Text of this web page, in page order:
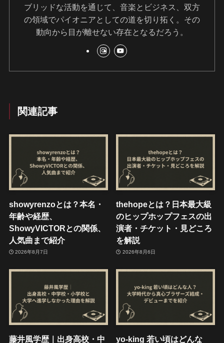
ブリッドな活動を通じて、音楽とビジネス、双方
の領域でパイオニアとしての道を切り拓く。その
動向から目が離せない存在となるだろう。
関連記事
showyrenzoとは？本名・
年齢や経歴、
ShowyVICTORとの関係、
人気曲まで紹介
2026年8月7日
thehopeとは？日本最大級
のヒップホップフェスの出
演者・チケット・見どころ
を解説
2026年8月6日
藤井風学歴｜出身高校・中 yo-king 若い頃はどんな